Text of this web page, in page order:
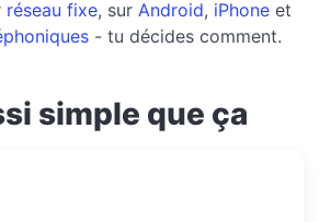
réseau fixe, sur Android, iPhone et
- tu décides comment.
simple que ça